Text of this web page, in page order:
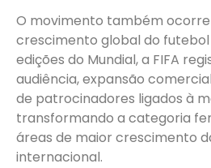
O movimento também
crescimento global do futebol
edições do Mundial, a FIFA
audiência, expansão
de patrocinadores ligados à
transformando a categoria
áreas de maior crescimento
internacional.